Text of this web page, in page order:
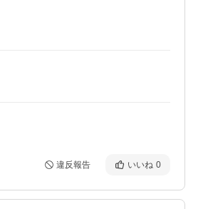
違反報告 いいね 0